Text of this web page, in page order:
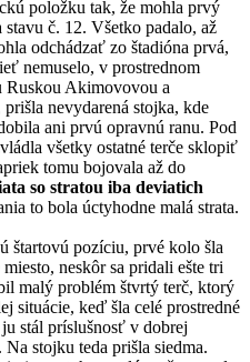
položku tak, že mohla prvý
č. 12. Všetko padalo, až
odchádzať zo štadióna prvá,
nemuselo, v prostrednom
Akimovovou a
nevydarená stojka, kde
ani prvú opravnú ranu. Pod
všetky ostatné terče sklopiť
tomu bojovala až do
so stratou iba deviatich
to bola úctyhodne malá strata.
štartovú pozíciu, prvé kolo šla
neskôr sa pridali ešte tri
malý problém štvrtý terč, ktorý
situácie, keď šla celé prostredné
stál príslušnosť v dobrej
stojku teda prišla siedma.